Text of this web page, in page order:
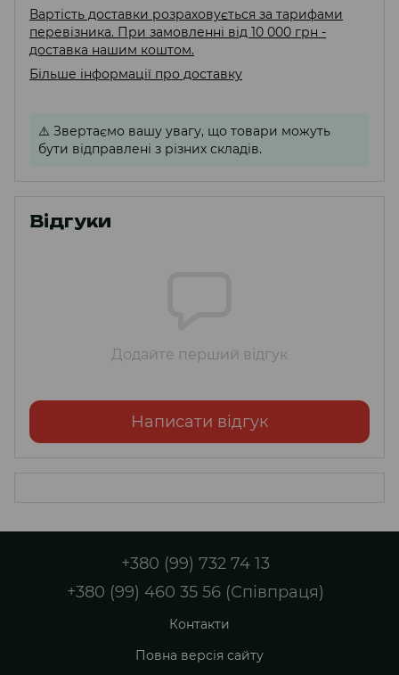
Вартість доставки розраховується за тарифами
перевізника. При замовленні від 10 000 грн -
доставка нашим коштом.
Більше інформації про доставку
⚠️ Звертаємо вашу увагу, що товари можуть
бути відправлені з різних складів.
Відгуки
Додайте перший відгук
Написати відгук
+380 (99) 732 74 13
+380 (99) 460 35 56 (Співпраця)
Контакти
Повна версія сайту